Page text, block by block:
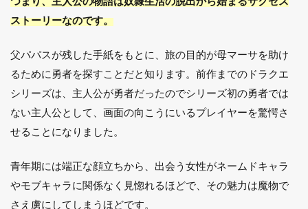
ストーリーなのです。
父パパスが残した手紙をもとに、旅の目的が母マーサを助け
るために勇者を探すことだと知ります。前作までのドラクエ
シリーズは、主人公が勇者だったのでシリーズ初の勇者では
ない主人公として、画面の向こうにいるプレイヤーを驚愕さ
せることになりました。
青年期には端正な顔立ちから、出会う女性がネームドキャラ
やモブキャラに関係なく見惚れるほどで、その魅力は魔物で
さえ虜にしてしまうほどです。